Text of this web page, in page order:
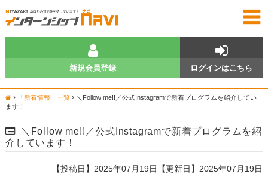
ログインはこちら
新規会員登録
「新着情報」一覧 ＼Follow me!!／公式Instagramで新着プログラムを紹介してい
ます！
＼Follow me!!／公式Instagramで新着プログラムを紹
介しています！
【投稿日】2025年07月19日【更新日】2025年07月19日